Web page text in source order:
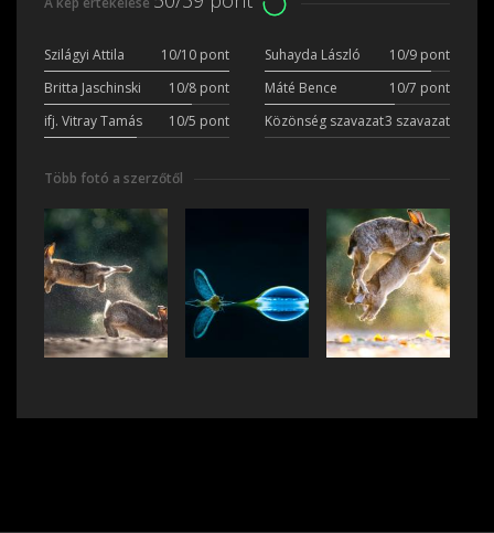
Szilágyi Attila 10/10 pont Suhayda László
10/9 pont
Britta Jaschinski
10/8 pont Máté Bence
10/7 pont
ifj. Vitray Tamás
10/5 pont Közönség szavazat3 szavazat
Több fotó a szerzőtől